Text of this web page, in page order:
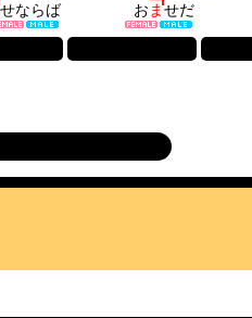
せならば お ませだ